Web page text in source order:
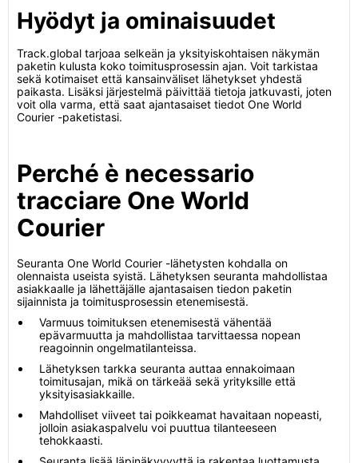
Hyödyt ja ominaisuudet
Track.global tarjoaa selkeän ja yksityiskohtaisen näkymän
paketin kulusta koko toimitusprosessin ajan. Voit tarkistaa
sekä kotimaiset että kansainväliset lähetykset yhdestä
paikasta. Lisäksi järjestelmä päivittää tietoja jatkuvasti, joten
voit olla varma, että saat ajantasaiset tiedot One World
Courier -paketistasi.
Perché è necessario
tracciare One World
Courier
Seuranta One World Courier -lähetysten kohdalla on
olennaista useista syistä. Lähetyksen seuranta mahdollistaa
asiakkaalle ja lähettäjälle ajantasaisen tiedon paketin
sijainnista ja toimitusprosessin etenemisestä.
Varmuus toimituksen etenemisestä vähentää
epävarmuutta ja mahdollistaa tarvittaessa nopean
reagoinnin ongelmatilanteissa.
Lähetyksen tarkka seuranta auttaa ennakoimaan
toimitusajan, mikä on tärkeää sekä yrityksille että
yksityisasiakkaille.
Mahdolliset viiveet tai poikkeamat havaitaan nopeasti,
jolloin asiakaspalvelu voi puuttua tilanteeseen
tehokkaasti.